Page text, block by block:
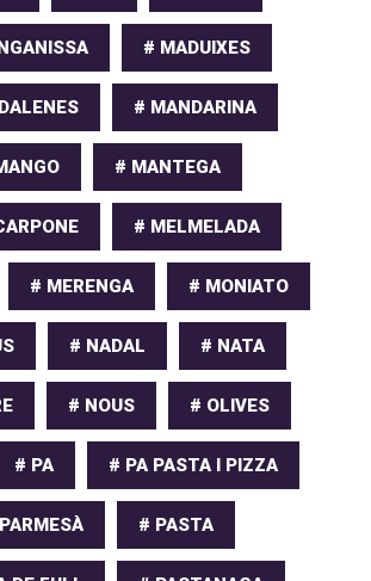
# MADUIXES
# MANDARINA
# MANTEGA
# MELMELADA
# MERENGA # MONIATO
# NADAL # NATA
# NOUS # OLIVES
# PA # PA PASTA I PIZZA
# PASTA